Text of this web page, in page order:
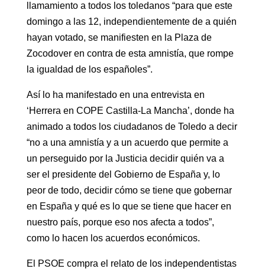
llamamiento a todos los toledanos “para que este
domingo a las 12, independientemente de a quién
hayan votado, se manifiesten en la Plaza de
Zocodover en contra de esta amnistía, que rompe
la igualdad de los españoles”.
Así lo ha manifestado en una entrevista en
‘Herrera en COPE Castilla-La Mancha’, donde ha
animado a todos los ciudadanos de Toledo a decir
“no a una amnistía y a un acuerdo que permite a
un perseguido por la Justicia decidir quién va a
ser el presidente del Gobierno de España y, lo
peor de todo, decidir cómo se tiene que gobernar
en España y qué es lo que se tiene que hacer en
nuestro país, porque eso nos afecta a todos”,
como lo hacen los acuerdos económicos.
El PSOE compra el relato de los independentistas